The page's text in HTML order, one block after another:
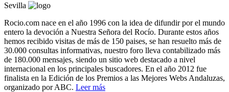
Sevilla
Rocio.com nace en el año 1996 con la idea de difundir por el mundo
entero la devoción a Nuestra Señora del Rocío. Durante estos años
hemos recibido visitas de más de 150 paises, se han resuelto más de
30.000 consultas informativas, nuestro foro lleva contabilizado más
de 180.000 mensajes, siendo un sitio web destacado a nivel
internacional en los principales buscadores. En el año 2012 fue
finalista en la Edición de los Premios a las Mejores Webs Andaluzas,
organizado por ABC. Leer más